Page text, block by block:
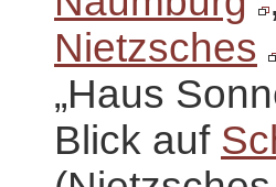
Nietzsches
„Haus
Blick auf